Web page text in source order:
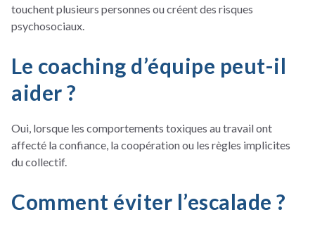
touchent plusieurs personnes ou créent des risques
psychosociaux.
Le coaching d’équipe peut-il
aider ?
Oui, lorsque les comportements toxiques au travail ont
affecté la confiance, la coopération ou les règles implicites
du collectif.
Comment éviter l’escalade ?